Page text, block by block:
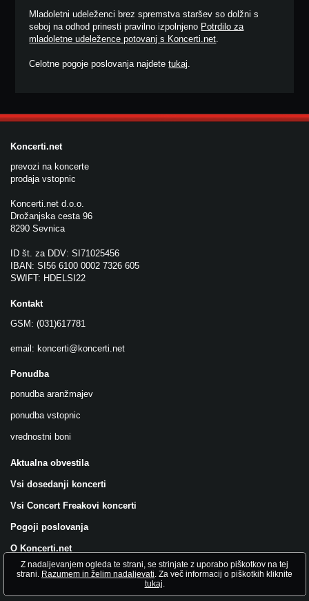
Mladoletni udeleženci brez spremstva staršev so dolžni s
seboj na odhod prinesti pravilno izpolnjeno Potrdilo za
mladoletne udeležence potovanj s Koncerti.net.
Celotne pogoje poslovanja najdetetukaj.
Koncerti.net
prevozi na koncerte
prodaja vstopnic
Koncerti.net d.o.o.
Drožanjska cesta 96
8290 Sevnica
ID št. za DDV: SI71025456
IBAN: SI56 6100 0002 7326 605
SWIFT: HDELSI22
Kontakt
GSM: (031)617781
email: koncerti@koncerti.net
Ponudba
ponudba aranžmajev
ponudba vstopnic
vrednostni boni
Aktualna obvestila
Vsi dosedanji koncerti
Vsi Concert Freakovi koncerti
Pogoji poslovanja
O Koncerti.net
Všečkajte nas na FB!
Z nadaljevanjem ogleda te strani, se strinjate z uporabo piškotkov na tej
strani. Razumem in želim nadaljevati. Za več informacij o piškotkih kliknite
tukaj.